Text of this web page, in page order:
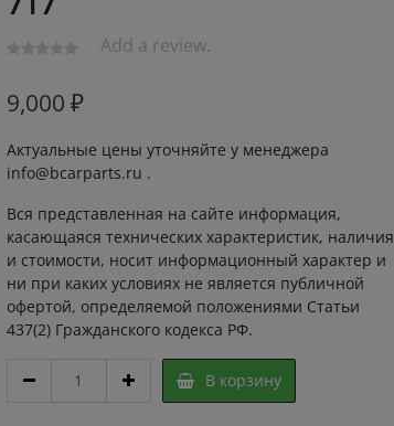
Add a review.
9,000 ₽
Актуальные цены уточняйте у менеджера
info@bcarparts.ru .
Вся представленная на сайте информация,
касающаяся технических характеристик, наличия
и стоимости, носит информационный характер и
ни при каких условиях не является публичной
офертой, определяемой положениями Статьи
437(2) Гражданского кодекса РФ.
ПОВОРОТНЫЙ
В корзину